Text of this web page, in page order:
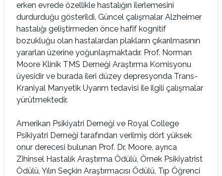
erken evrede özellikle hastalığın ilerlemesini
durdurduğu gösterildi. Güncel çalışmalar Alzheimer
hastalığı geliştirmeden önce hafif kognitif
bozukluğu olan hastalardan plakların çıkarılmasının
yararları üzerine yoğunlaşmaktadır. Prof. Norman
Moore Klinik TMS Derneği Araştırma Komisyonu
üyesidir ve burada ileri düzey depresyonda Trans-
Kraniyal Manyetik Uyarım tedavisi ile ilgili çalışmalar
yürütmektedir.
Amerikan Psikiyatri Derneği ve Royal College
Psikiyatri Derneği tarafından verilmiş dört yüksek
onur derecesi bulunan Prof. Dr. Moore, ayrıca
Zihinsel Hastalık Araştırma Ödülü, Örnek Psikiyatrist
Ödülü, Yılın Seçkin Araştırmacısı Ödülü, Tıp Öğrenci